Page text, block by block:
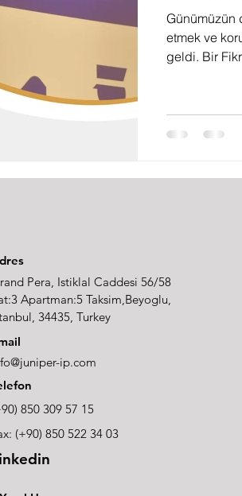
Günümüzün
etmek ve
geldi. Bir
Pera, Istiklal Caddesi 56/58
Apartman:5 Taksim,Beyoglu,
34435, Turkey
ip.com
850 309 57 15
(+90) 850 522 34 03